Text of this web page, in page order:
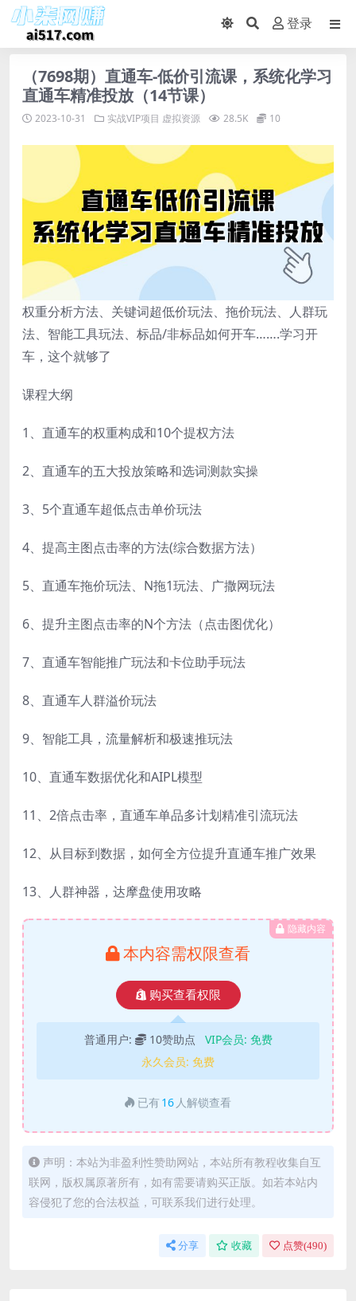
登录
（7698期）直通车-低价引流课，系统化学习
直通车精准投放（14节课）
2023-10-31 实战VIP项目 虚拟资源 28.5K 10
权重分析方法、关键词超低价玩法、拖价玩法、人群玩
法、智能工具玩法、标品/非标品如何开车…….学习开
车，这个就够了
课程大纲
1、直通车的权重构成和10个提权方法
2、直通车的五大投放策略和选词测款实操
3、5个直通车超低点击单价玩法
4、提高主图点击率的方法(综合数据方法）
5、直通车拖价玩法、N拖1玩法、广撒网玩法
6、提升主图点击率的N个方法（点击图优化）
7、直通车智能推广玩法和卡位助手玩法
8、直通车人群溢价玩法
9、智能工具，流量解析和极速推玩法
10、直通车数据优化和AIPL模型
11、2倍点击率，直通车单品多计划精准引流玩法
12、从目标到数据，如何全方位提升直通车推广效果
13、人群神器，达摩盘使用攻略
隐藏内容
本内容需权限查看
购买查看权限
普通用户: 10赞助点 VIP会员: 免费
永久会员: 免费
已有 16 人解锁查看
声明：本站为非盈利性赞助网站，本站所有教程收集自互
联网，版权属原著所有，如有需要请购买正版。如若本站内
容侵犯了您的合法权益，可联系我们进行处理。
分享 收藏 点赞(490)